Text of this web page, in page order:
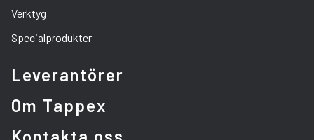
Verktyg
Specialprodukter
Leverantörer
Om Tappex